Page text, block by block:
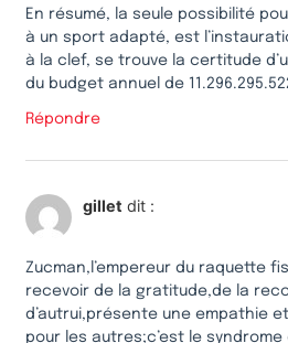
En résumé, la seule possibilité
à un sport adapté, est
à la clef, se trouve la certitude
du budget annuel de
Répondre
gillet dit :
Zucman,l’empereur du raquette
recevoir de la gratitude,de la
d’autrui,présente une empathie
pour les autres;c’est le syndrome